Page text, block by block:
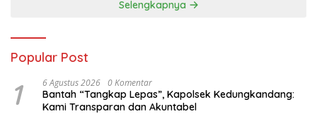
Selengkapnya
Popular Post
1 6 Agustus 2026 0 Komentar
Bantah “Tangkap Lepas”, Kapolsek Kedungkandang:
Kami Transparan dan Akuntabel